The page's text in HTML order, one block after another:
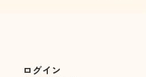
ログイン